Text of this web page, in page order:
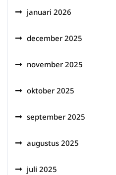
januari 2026
december 2025
november 2025
oktober 2025
september 2025
augustus 2025
juli 2025